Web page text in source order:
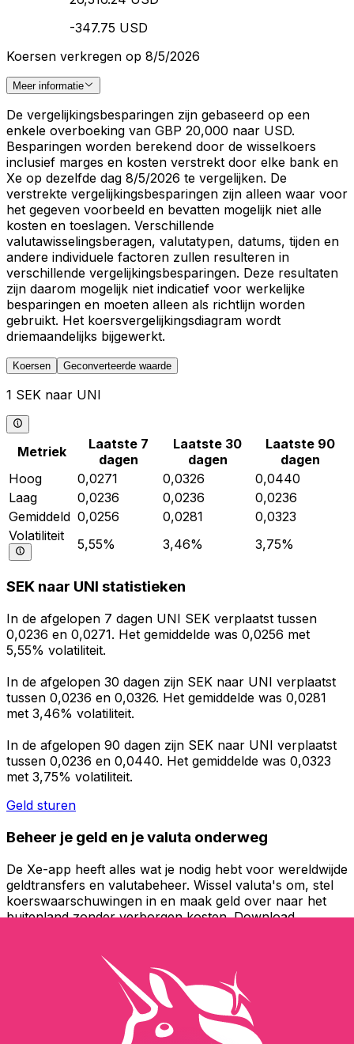
-347.75 USD
Koersen verkregen op 8/5/2026
Meer informatie
De vergelijkingsbesparingen zijn gebaseerd op een
enkele overboeking van GBP 20,000 naar USD.
Besparingen worden berekend door de wisselkoers
inclusief marges en kosten verstrekt door elke bank en
Xe op dezelfde dag 8/5/2026 te vergelijken. De
verstrekte vergelijkingsbesparingen zijn alleen waar voor
het gegeven voorbeeld en bevatten mogelijk niet alle
kosten en toeslagen. Verschillende
valutawisselingsberagen, valutatypen, datums, tijden en
andere individuele factoren zullen resulteren in
verschillende vergelijkingsbesparingen. Deze resultaten
zijn daarom mogelijk niet indicatief voor werkelijke
besparingen en moeten alleen als richtlijn worden
gebruikt. Het koersvergelijkingsdiagram wordt
driemaandelijks bijgewerkt.
Koersen Geconverteerde waarde
1 SEK naar UNI
Metriek
Laatste 7
dagen
Laatste 30
dagen
Laatste 90
dagen
Hoog
0,0271 0,0326
0,0440
Laag
0,0236 0,0236
0,0236
Gemiddeld 0,0256 0,0281
0,0323
Volatiliteit
5,55% 3,46% 3,75%
SEK naar UNI statistieken
In de afgelopen 7 dagen UNI SEK verplaatst tussen
0,0236 en 0,0271. Het gemiddelde was 0,0256 met
5,55% volatiliteit.
In de afgelopen 30 dagen zijn SEK naar UNI verplaatst
tussen 0,0236 en 0,0326. Het gemiddelde was 0,0281
met 3,46% volatiliteit.
In de afgelopen 90 dagen zijn SEK naar UNI verplaatst
tussen 0,0236 en 0,0440. Het gemiddelde was 0,0323
met 3,75% volatiliteit.
Geld sturen
Beheer je geld en je valuta onderweg
De Xe-app heeft alles wat je nodig hebt voor wereldwijde
geldtransfers en valutabeheer. Wissel valuta's om, stel
koerswaarschuwingen in en maak geld over naar het
buitenland zonder verborgen kosten. Download